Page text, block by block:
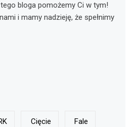
bloga pomożemy Ci w tym!
i mamy nadzieję, że spełnimy
Cięcie Fale